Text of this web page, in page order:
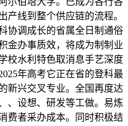
产线到整个供应链的流程。
协调成长的省属全日制通俗
金办事质效，将成为制制业
校水利特色取消息手艺深度
年高考它正在省的登科最
新兴交叉专业。全国再度达
、设想、研发等工做。易炼
费者采办成本。同时积极结